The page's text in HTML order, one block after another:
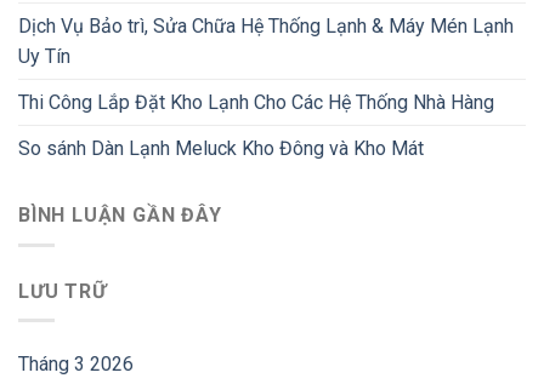
Dịch Vụ Bảo trì, Sửa Chữa Hệ Thống Lạnh & Máy Mén Lạnh
Uy Tín
Thi Công Lắp Đặt Kho Lạnh Cho Các Hệ Thống Nhà Hàng
So sánh Dàn Lạnh Meluck Kho Đông và Kho Mát
BÌNH LUẬN GẦN ĐÂY
LƯU TRỮ
Tháng 3 2026